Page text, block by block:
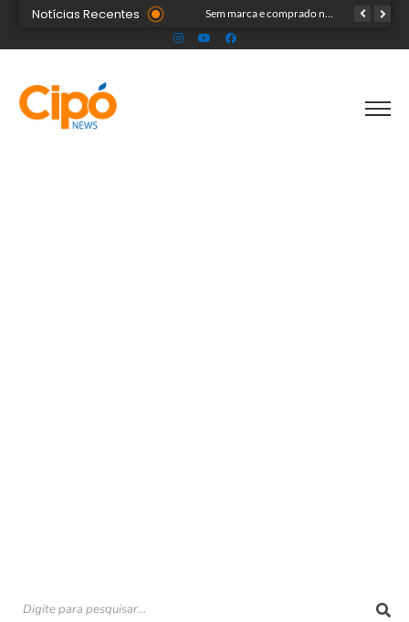
Notícias Recentes Professor é detido pela polícia suspeito de envolvimento com menores durante aulas particulares